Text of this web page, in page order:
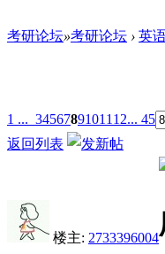
考研论坛»考研论坛 › 英
1 ... 34567891011 12... 45
返回列表
楼主: 2733396004